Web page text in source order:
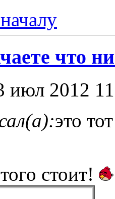
что
июл 2012
это
стоит!